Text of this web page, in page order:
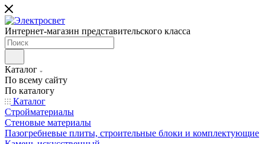
Интернет-магазин представительского класса
Каталог
По всему сайту
По каталогу
Каталог
Стройматериалы
Стеновые материалы
Пазогребневые плиты, строительные блоки и комплектующие